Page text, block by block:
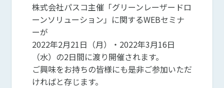
株式会社パスコ主催「グリーンレーザードロ
ーンソリューション」に関するWEBセミナ
ーが
2022年2月21日（月）・2022年3月16日
（水）の2日間に渡り開催されます。
ご興味をお持ちの皆様にも是非ご参加いただ
ければと存じます。